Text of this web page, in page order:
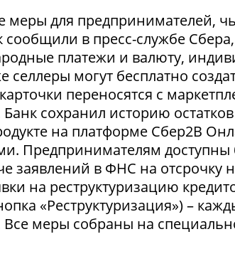
меры для предпринимателей,
в пресс-службе
платежи и валюту,
селлеры могут бесплатно
переносятся с
сохранил историю
на платформе Сбер2В
Предпринимателям доступны
заявлений в ФНС на отсрочку
на реструктуризацию
«Реструктуризация») –
меры собраны на